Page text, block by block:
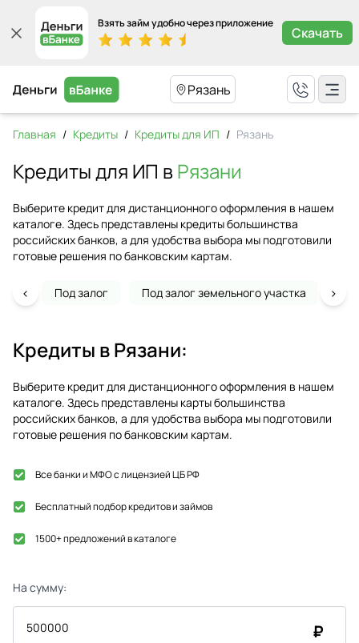
Взять займ удобно через приложение
Скачать
Рязань
Главная / Кредиты / Кредиты для ИП / Рязань
Кредиты для ИП вРязани
Выберите кредит для дистанционного оформления в нашем
каталоге. Здесь представлены кредиты большинства
российских банков, а для удобства выбора мы подготовили
готовые решения по банковским картам.
Под залог Под залог земельного участка
‹ ›
Кредиты вРязани:
Выберите кредит для дистанционного оформления в нашем
каталоге. Здесь представлены карты большинства
российских банков, а для удобства выбора мы подготовили
готовые решения по банковским картам.
Все банки и МФО с лицензией ЦБ РФ
Бесплатный подбор кредитов и займов
1500+ предложений в каталоге
На сумму:
₽